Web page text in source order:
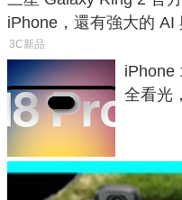
iPhone，還有強大的 AI
3C新品
iPhone
全看光